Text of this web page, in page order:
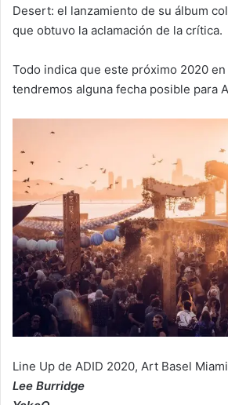
Desert: el lanzamiento de su álbum
que obtuvo la aclamación de la crítica.
Todo indica que este próximo 2020
tendremos alguna fecha posible para
Line Up de ADID 2020, Art Basel
Lee Burridge